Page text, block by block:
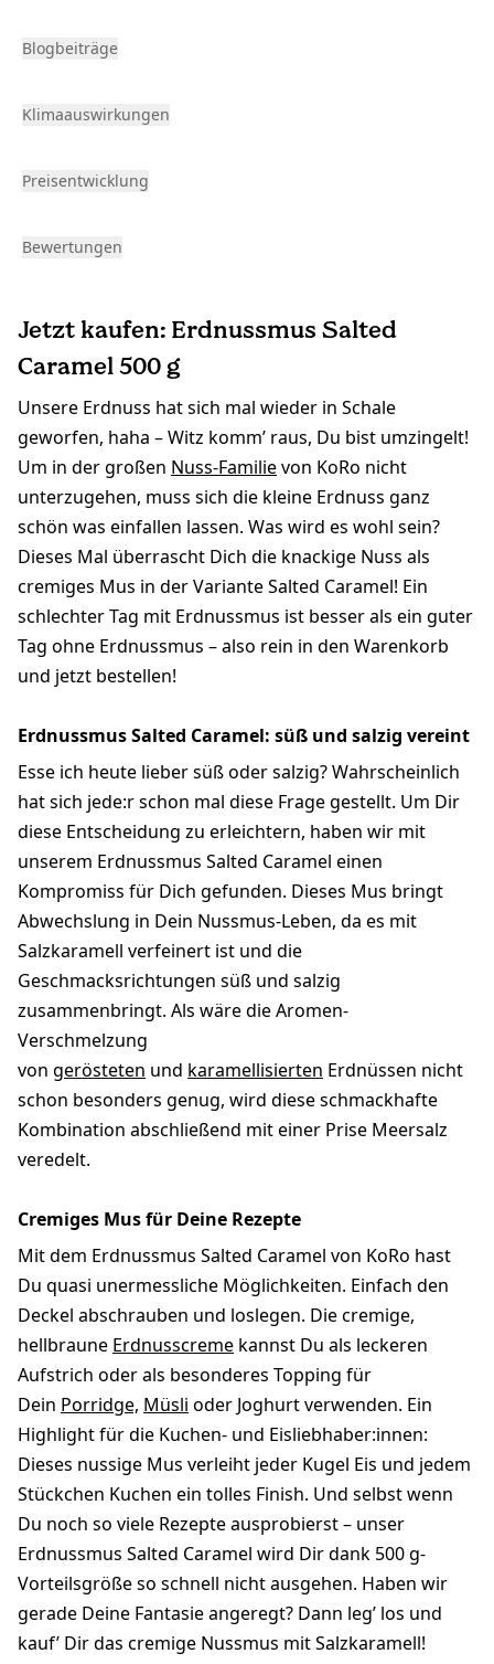
Blogbeiträge
Klimaauswirkungen
Preisentwicklung
Bewertungen
Jetzt kaufen: Erdnussmus Salted
Caramel 500 g
Unsere Erdnuss hat sich mal wieder in Schale
geworfen, haha – Witz komm’ raus, Du bist umzingelt!
Um in der großen Nuss-Familievon KoRo nicht
unterzugehen, muss sich die kleine Erdnuss ganz
schön was einfallen lassen. Was wird es wohl sein?
Dieses Mal überrascht Dich die knackige Nuss als
cremiges Mus in der Variante Salted Caramel! Ein
schlechter Tag mit Erdnussmus ist besser als ein guter
Tag ohne Erdnussmus – also rein in den Warenkorb
und jetzt bestellen!
Erdnussmus Salted Caramel: süß und salzig vereint
Esse ich heute lieber süß oder salzig? Wahrscheinlich
hat sich jede:r schon mal diese Frage gestellt. Um Dir
diese Entscheidung zu erleichtern, haben wir mit
unserem Erdnussmus Salted Caramel einen
Kompromiss für Dich gefunden. Dieses Mus bringt
Abwechslung in Dein Nussmus-Leben, da es mit
Salzkaramell verfeinert ist und die
Geschmacksrichtungen süß und salzig
zusammenbringt. Als wäre die Aromen-
Verschmelzung
von gerösteten und karamellisierten Erdnüssen nicht
schon besonders genug, wird diese schmackhafte
Kombination abschließend mit einer Prise Meersalz
veredelt.
Cremiges Mus für Deine Rezepte
Mit dem Erdnussmus Salted Caramel von KoRo hast
Du quasi unermessliche Möglichkeiten. Einfach den
Deckel abschrauben und loslegen. Die cremige,
hellbraune Erdnusscreme kannst Du als leckeren
Aufstrich oder als besonderes Topping für
Dein Porridge, Müsli oder Joghurt verwenden. Ein
Highlight für die Kuchen- und Eisliebhaber:innen:
Dieses nussige Mus verleiht jeder Kugel Eis und jedem
Stückchen Kuchen ein tolles Finish. Und selbst wenn
Du noch so viele Rezepte ausprobierst – unser
Erdnussmus Salted Caramel wird Dir dank 500 g-
Vorteilsgröße so schnell nicht ausgehen. Haben wir
gerade Deine Fantasie angeregt? Dann leg’ los und
kauf’ Dir das cremige Nussmus mit Salzkaramell!